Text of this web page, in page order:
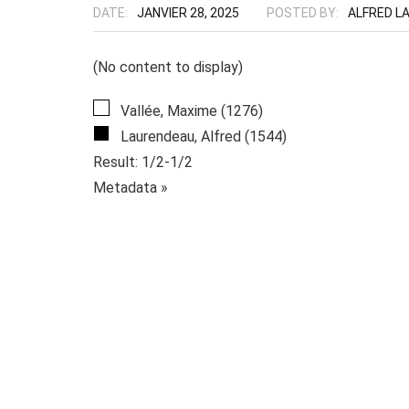
DATE: JANVIER 28, 2025 POSTED BY: ALFRED
(No content to display)
Vallée, Maxime (1276)
Laurendeau, Alfred (1544)
Result: 1/2-1/2
Metadata »